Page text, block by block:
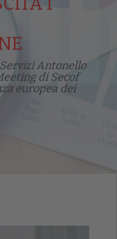
Antonello
di Secof
europea dei